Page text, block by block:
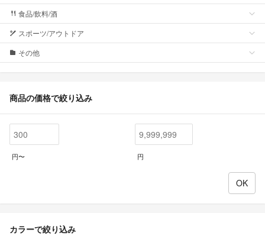
食品/飲料/酒
スポーツ/アウトドア
その他
商品の価格で絞り込み
円〜 円
カラーで絞り込み